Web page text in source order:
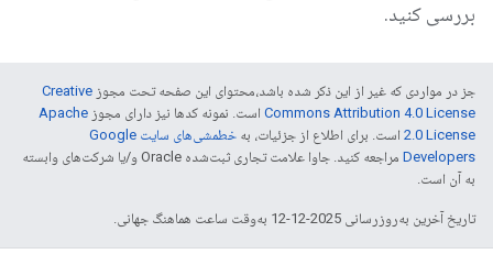
بررسی کنید.
جز در مواردی که غیر از این ذکر شده باشد،‌محتوای این صفحه تحت مجوز Creative
Commons Attribution 4.0 License است. نمونه کدها نیز دارای مجوز Apache
2.0 License است. برای اطلاع از جزئیات، به
خطمشی‌های سایت Google
Developers‏
مراجعه کنید. جاوا علامت تجاری ثبت‌شده Oracle و/یا شرکت‌های وابسته
به آن است.
تاریخ آخرین به‌روزرسانی 2025-12-12 به‌وقت ساعت هماهنگ جهانی.